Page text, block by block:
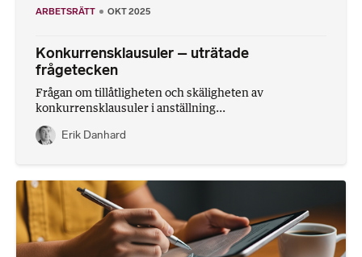
ARBETSRÄTT OKT 2025
Konkurrensklausuler – uträtade
frågetecken
Frågan om tillåtligheten och skäligheten av
konkurrensklausuler i anställning...
Erik Danhard